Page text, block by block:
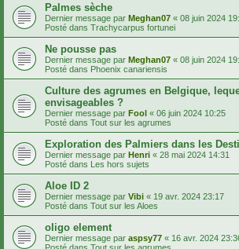
Palmes sèche
Dernier message par Meghan07 « 08 juin 2024
Posté dans Trachycarpus fortunei
Ne pousse pas
Dernier message par Meghan07 « 08 juin 2024
Posté dans Phoenix canariensis
Culture des agrumes en Belgique,
envisageables ?
Dernier message par Fool « 06 juin 2024 10:25
Posté dans Tout sur les agrumes
Exploration des Palmiers dans les
Dernier message par Henri « 28 mai 2024 14:31
Posté dans Les hors sujets
Aloe ID 2
Dernier message par Vibi « 19 avr. 2024 23:17
Posté dans Tout sur les Aloes
oligo element
Dernier message par aspsy77 « 16 avr. 2024